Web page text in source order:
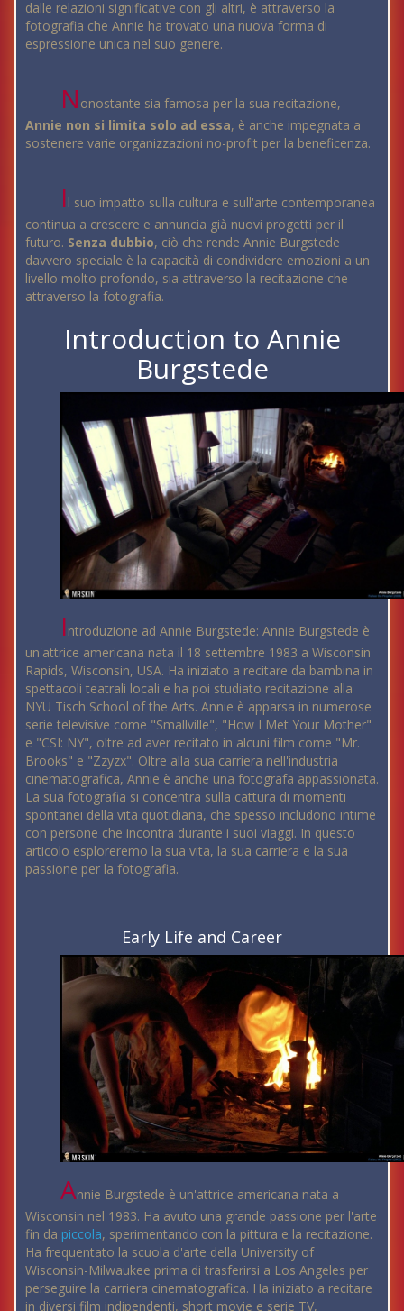
dalle relazioni significative con gli altri, è attraverso la
fotografia che Annie ha trovato una nuova forma di
espressione unica nel suo genere.
N onostante sia famosa per la sua recitazione,
Annie non si limita solo ad essa, è anche impegnata a
sostenere varie organizzazioni no-profit per la beneficenza.
Il suo impatto sulla cultura e sull'arte contemporanea
continua a crescere e annuncia già nuovi progetti per il
futuro. Senza dubbio, ciò che rende Annie Burgstede
davvero speciale è la capacità di condividere emozioni a un
livello molto profondo, sia attraverso la recitazione che
attraverso la fotografia.
Introduction to Annie
Burgstede
Introduzione ad Annie Burgstede: Annie Burgstede è
un'attrice americana nata il 18 settembre 1983 a Wisconsin
Rapids, Wisconsin, USA. Ha iniziato a recitare da bambina in
spettacoli teatrali locali e ha poi studiato recitazione alla
NYU Tisch School of the Arts. Annie è apparsa in numerose
serie televisive come "Smallville", "How I Met Your Mother"
e "CSI: NY", oltre ad aver recitato in alcuni film come "Mr.
Brooks" e "Zzyzx". Oltre alla sua carriera nell'industria
cinematografica, Annie è anche una fotografa appassionata.
La sua fotografia si concentra sulla cattura di momenti
spontanei della vita quotidiana, che spesso includono intime
con persone che incontra durante i suoi viaggi. In questo
articolo esploreremo la sua vita, la sua carriera e la sua
passione per la fotografia.
Early Life and Career
Annie Burgstede è un'attrice americana nata a
Wisconsin nel 1983. Ha avuto una grande passione per l'arte
fin da piccola, sperimentando con la pittura e la recitazione.
Ha frequentato la scuola d'arte della University of
Wisconsin-Milwaukee prima di trasferirsi a Los Angeles per
perseguire la carriera cinematografica. Ha iniziato a recitare
in diversi film indipendenti, short movie e serie TV,